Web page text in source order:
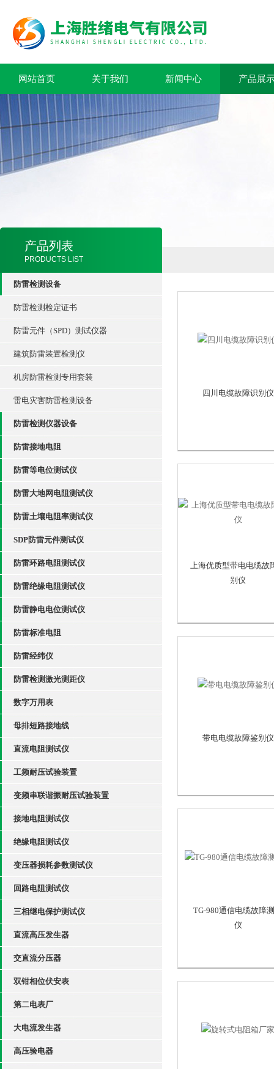
网站首页 关于我们 新闻中心 产品展
产品列表
PRODUCTS LIST
防雷检测设备
防雷检测检定证书
防雷元件（SPD）测试仪器
建筑防雷装置检测仪
机房防雷检测专用套装
雷电灾害防雷检测设备
防雷检测仪器设备
防雷接地电阻
防雷等电位测试仪
防雷大地网电阻测试仪
防雷土壤电阻率测试仪
SDP防雷元件测试仪
防雷环路电阻测试仪
防雷绝缘电阻测试仪
防雷静电电位测试仪
防雷标准电阻
防雷经纬仪
防雷检测激光测距仪
数字万用表
母排短路接地线
直流电阻测试仪
工频耐压试验装置
变频串联谐振耐压试验装置
接地电阻测试仪
绝缘电阻测试仪
变压器损耗参数测试仪
回路电阻测试仪
三相继电保护测试仪
直流高压发生器
交直流分压器
双钳相位伏安表
第二电表厂
大电流发生器
高压验电器
四川电缆故障识别仪
上海优质型带电电缆故
别仪
带电电缆故障鉴别仪
TG-980通信电缆故障
仪